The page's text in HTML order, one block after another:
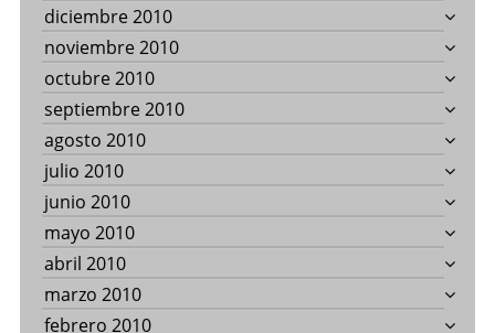
diciembre 2010
noviembre 2010
octubre 2010
septiembre 2010
agosto 2010
julio 2010
junio 2010
mayo 2010
abril 2010
marzo 2010
febrero 2010